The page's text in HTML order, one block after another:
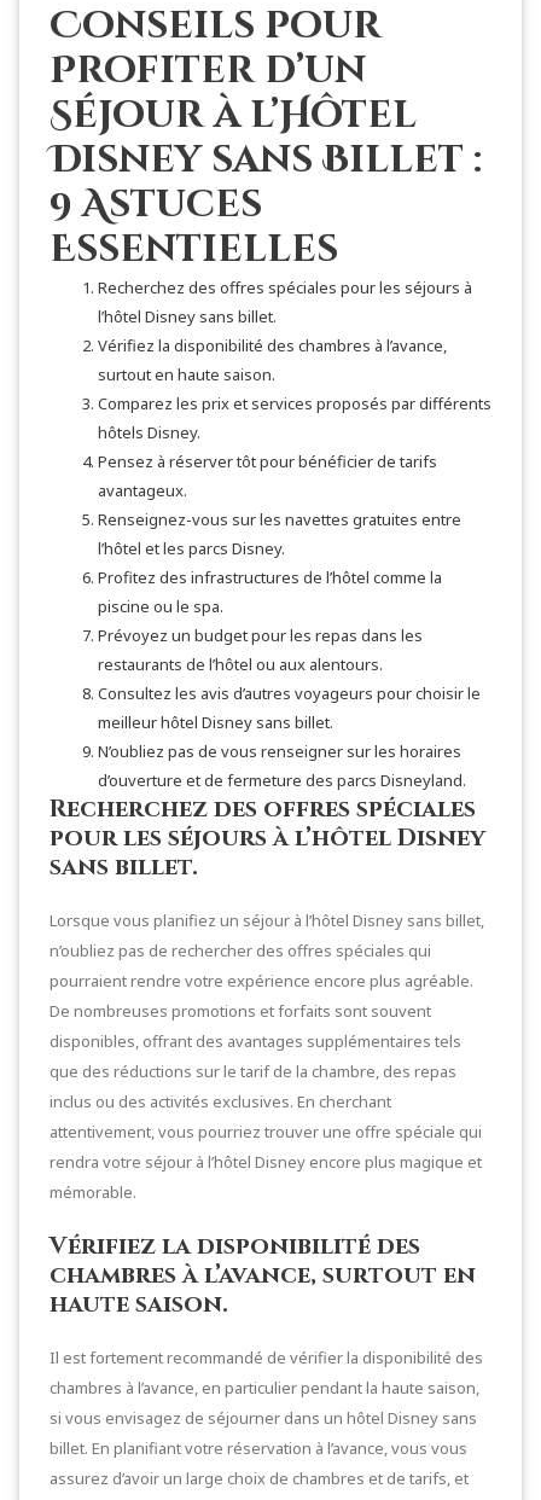
Conseils pour
Profiter d’un
Séjour à l’Hôtel
Disney sans Billet :
9 Astuces
Essentielles
Recherchez des offres spéciales pour les séjours à
l’hôtel Disney sans billet.
Vérifiez la disponibilité des chambres à l’avance,
surtout en haute saison.
Comparez les prix et services proposés par différents
hôtels Disney.
Pensez à réserver tôt pour bénéficier de tarifs
avantageux.
Renseignez-vous sur les navettes gratuites entre
l’hôtel et les parcs Disney.
Profitez des infrastructures de l’hôtel comme la
piscine ou le spa.
Prévoyez un budget pour les repas dans les
restaurants de l’hôtel ou aux alentours.
Consultez les avis d’autres voyageurs pour choisir le
meilleur hôtel Disney sans billet.
N’oubliez pas de vous renseigner sur les horaires
d’ouverture et de fermeture des parcs Disneyland.
Recherchez des offres spéciales
pour les séjours à l’hôtel Disney
sans billet.
Lorsque vous planifiez un séjour à l’hôtel Disney sans billet,
n’oubliez pas de rechercher des offres spéciales qui
pourraient rendre votre expérience encore plus agréable.
De nombreuses promotions et forfaits sont souvent
disponibles, offrant des avantages supplémentaires tels
que des réductions sur le tarif de la chambre, des repas
inclus ou des activités exclusives. En cherchant
attentivement, vous pourriez trouver une offre spéciale qui
rendra votre séjour à l’hôtel Disney encore plus magique et
mémorable.
Vérifiez la disponibilité des
chambres à l’avance, surtout en
haute saison.
Il est fortement recommandé de vérifier la disponibilité des
chambres à l’avance, en particulier pendant la haute saison,
si vous envisagez de séjourner dans un hôtel Disney sans
billet. En planifiant votre réservation à l’avance, vous vous
assurez d’avoir un large choix de chambres et de tarifs, et